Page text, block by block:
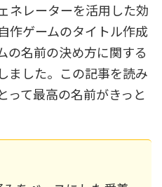
ネレーターを活用した効
作ゲームのタイトル作成
の名前の決め方に関する
ました。この記事を読み
って最高の名前がきっと